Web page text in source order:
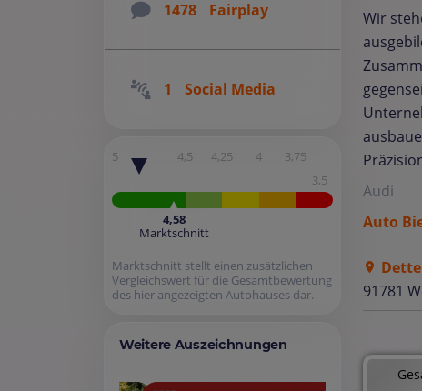
Wir
Audi
Auto
91781
1478 Fairplay
1 Social Media
5 4,5 4,25 4
3,75
3,5
4,58
Marktschnitt
Marktschnitt stellt einen zusätzlichen
Vergleichswert für die Gesamtbewertung
des hier angezeigten Autohauses dar.
Weitere Auszeichnungen